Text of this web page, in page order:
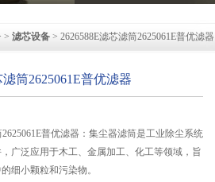
> 滤芯设备 > 2626588E滤芯滤筒2625061E普优滤器
滤筒2625061E普优滤器
2625061E普优滤器：集尘器滤筒是工业除尘系统
广泛应用于木工、金属加工、化工等领域，旨
细小颗粒和污染物。